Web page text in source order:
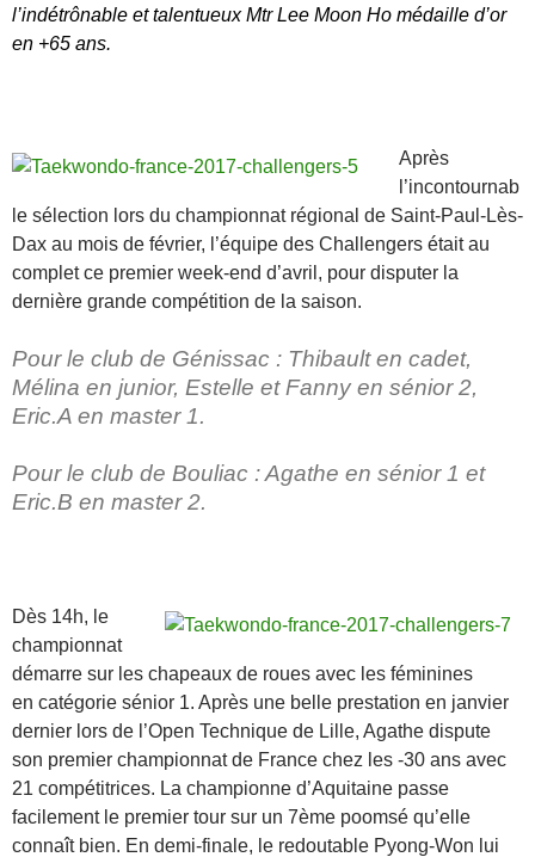
l’indétrônable et talentueux Mtr Lee Moon Ho médaille d’or
en +65 ans.
Après
l’incontournab
le sélection lors du championnat régional de Saint-Paul-Lès-
Dax au mois de février, l’équipe des Challengers était au
complet ce premier week-end d’avril, pour disputer la
dernière grande compétition de la saison.
Pour le club de Génissac : Thibault en cadet,
Mélina en junior, Estelle et Fanny en sénior 2,
Eric.A en master 1.
Pour le club de Bouliac : Agathe en sénior 1 et
Eric.B en master 2.
Dès 14h, le
championnat
démarre sur les chapeaux de roues avec les féminines
en catégorie sénior 1. Après une belle prestation en janvier
dernier lors de l’Open Technique de Lille, Agathe dispute
son premier championnat de France chez les -30 ans avec
21 compétitrices. La championne d’Aquitaine passe
facilement le premier tour sur un 7ème poomsé qu’elle
connaît bien. En demi-finale, le redoutable Pyong-Won lui